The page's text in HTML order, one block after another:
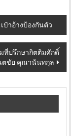
ป๋าอ้างป้องกันตัว
ที่ปรึกษากิตติมศักดิ์
ตชัย คุณานันทกุล